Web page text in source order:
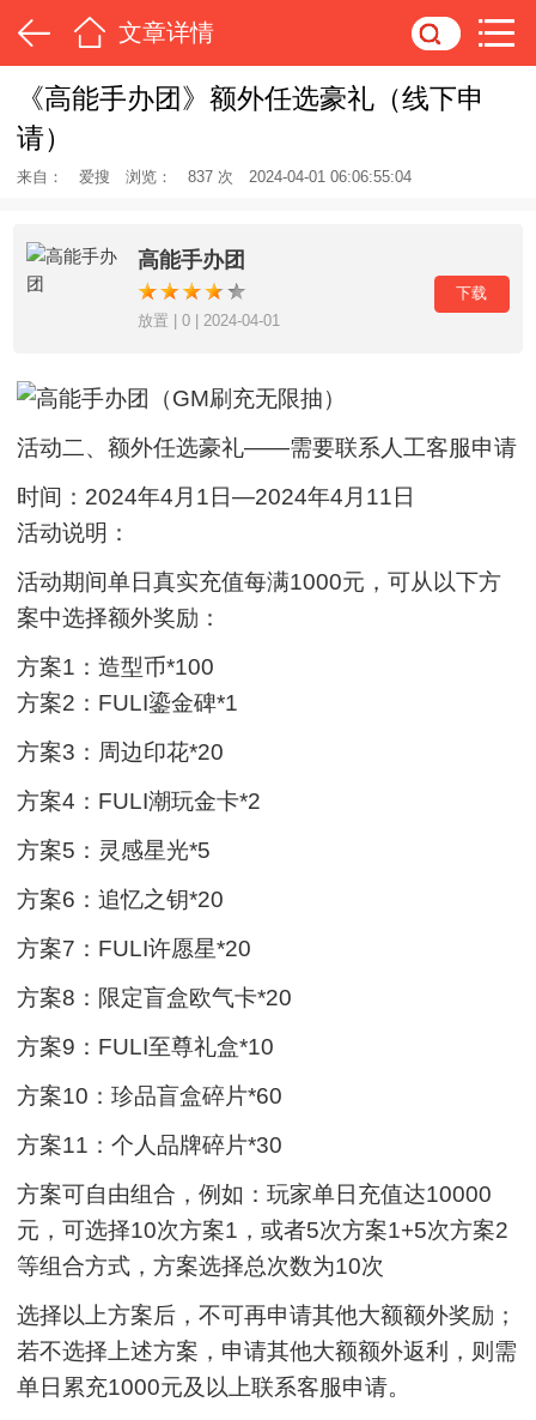
文章详情
《高能手办团》额外任选豪礼（线下申
请）
来自： 爱搜 浏览： 837 次 2024-04-01 06:06:55:04
高能手办团
放置 | 0 | 2024-04-01
下载
活动二、额外任选豪礼——需要联系人工客服申请
时间：2024年4月1日—2024年4月11日
活动说明：
活动期间单日真实充值每满1000元，可从以下方
案中选择额外奖励：
方案1：造型币*100
方案2：FULI鎏金碑*1
方案3：周边印花*20
方案4：FULI潮玩金卡*2
方案5：灵感星光*5
方案6：追忆之钥*20
方案7：FULI许愿星*20
方案8：限定盲盒欧气卡*20
方案9：FULI至尊礼盒*10
方案10：珍品盲盒碎片*60
方案11：个人品牌碎片*30
方案可自由组合，例如：玩家单日充值达10000
元，可选择10次方案1，或者5次方案1+5次方案2
等组合方式，方案选择总次数为10次
选择以上方案后，不可再申请其他大额额外奖励；
若不选择上述方案，申请其他大额额外返利，则需
单日累充1000元及以上联系客服申请。